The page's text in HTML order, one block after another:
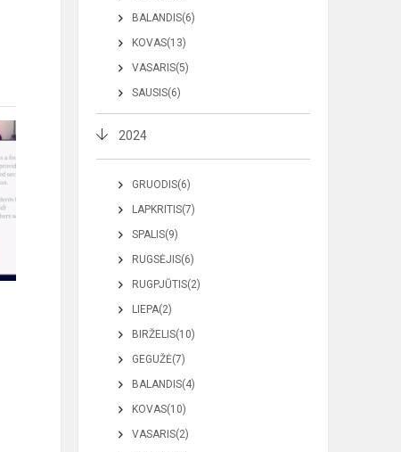
BALANDIS(6)
KOVAS(13)
VASARIS(5)
SAUSIS(6)
2024
GRUODIS(6)
LAPKRITIS(7)
SPALIS(9)
RUGSĖJIS(6)
RUGPJŪTIS(2)
LIEPA(2)
BIRŽELIS(10)
GEGUŽĖ(7)
BALANDIS(4)
KOVAS(10)
VASARIS(2)